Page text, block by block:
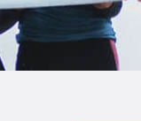
TIENDA
PEDIDOS